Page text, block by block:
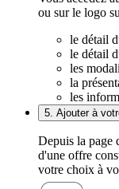
ou sur le logo
le détail
le détail
les
la
les
5. Ajouter à
Depuis la page
d'une offre
votre choix à